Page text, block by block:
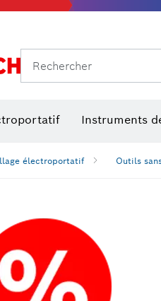
Rechercher
Instruments
électroportatif Outils